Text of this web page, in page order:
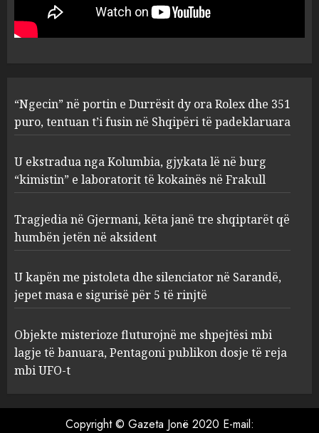
1
tentuan t’i fusin në Shqipëri të
padeklaruara
AUGUST 8, 2026
2
gjykata lë në burg “kimistin” e
laboratorit të kokainës në
Frakull
janë tre shqiptarët që humbën
jetën në aksident
AUGUST 8, 2026
4
silenciator në Sarandë, jepet
masa e sigurisë për 5 të rinjtë
AUGUST 8, 2026
Objekte misterioze fluturojnë
“Ngecin” në portin e Durrësit dy ora Rolex dhe 351
puro, tentuan t’i fusin në Shqipëri të padeklaruara
U ekstradua nga Kolumbia, gjykata lë në burg
“kimistin” e laboratorit të kokainës në Frakull
Tragjedia në Gjermani, këta janë tre shqiptarët që
humbën jetën në aksident
U kapën me pistoleta dhe silenciator në Sarandë,
jepet masa e sigurisë për 5 të rinjtë
Objekte misterioze fluturojnë me shpejtësi mbi
lagje të banuara, Pentagoni publikon dosje të reja
mbi UFO-t
Copyright © Gazeta Jonë 2020 E-mail: